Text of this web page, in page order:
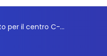
Università di Cagliari, un tecnologo a tempo indeterminato per il centro C-BASS: bando aperto fino ad agosto